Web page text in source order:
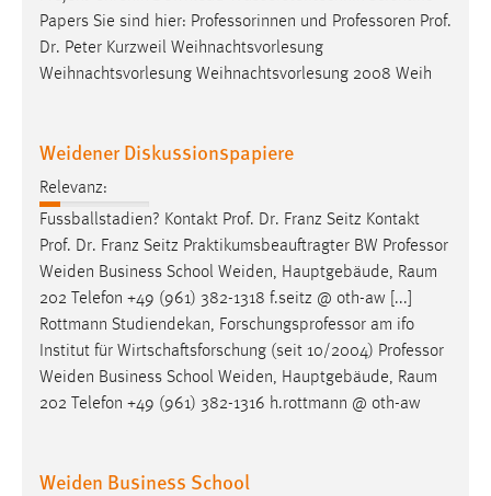
Papers Sie sind hier: Professorinnen und Professoren Prof.
Dr. Peter Kurzweil Weihnachtsvorlesung
Weihnachtsvorlesung Weihnachtsvorlesung 2008 Weih
Weidener Diskussionspapiere
Relevanz:
Fussballstadien? Kontakt Prof. Dr. Franz Seitz Kontakt
Prof. Dr. Franz Seitz Praktikumsbeauftragter BW Professor
Weiden Business School Weiden, Hauptgebäude, Raum
202 Telefon +49 (961) 382-1318 f.seitz @ oth-aw [...]
Rottmann Studiendekan, Forschungsprofessor am ifo
Institut für Wirtschaftsforschung (seit 10/2004) Professor
Weiden Business School Weiden, Hauptgebäude, Raum
202 Telefon +49 (961) 382-1316 h.rottmann @ oth-aw
Weiden Business School